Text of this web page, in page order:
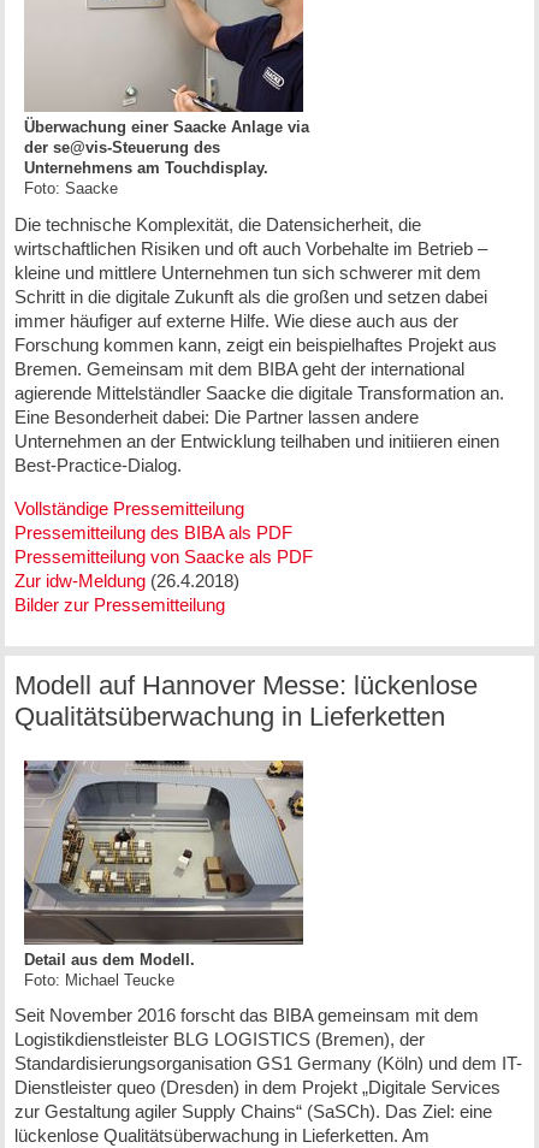
Überwachung einer Saacke Anlage via
der se@vis-Steuerung des
Unternehmens am Touchdisplay.
Foto: Saacke
Die technische Komplexität, die Datensicherheit, die
wirtschaftlichen Risiken und oft auch Vorbehalte im Betrieb –
kleine und mittlere Unternehmen tun sich schwerer mit dem
Schritt in die digitale Zukunft als die großen und setzen dabei
immer häufiger auf externe Hilfe. Wie diese auch aus der
Forschung kommen kann, zeigt ein beispielhaftes Projekt aus
Bremen. Gemeinsam mit dem BIBA geht der international
agierende Mittelständler Saacke die digitale Transformation an.
Eine Besonderheit dabei: Die Partner lassen andere
Unternehmen an der Entwicklung teilhaben und initiieren einen
Best-Practice-Dialog.
Vollständige Pressemitteilung
Pressemitteilung des BIBA als PDF
Pressemitteilung von Saacke als PDF
Zur idw-Meldung(26.4.2018)
Bilder zur Pressemitteilung
Modell auf Hannover Messe: lückenlose
Qualitätsüberwachung in Lieferketten
Detail aus dem Modell.
Foto: Michael Teucke
Seit November 2016 forscht das BIBA gemeinsam mit dem
Logistikdienstleister BLG LOGISTICS (Bremen), der
Standardisierungsorganisation GS1 Germany (Köln) und dem IT-
Dienstleister queo (Dresden) in dem Projekt „Digitale Services
zur Gestaltung agiler Supply Chains“ (SaSCh). Das Ziel: eine
lückenlose Qualitätsüberwachung in Lieferketten. Am